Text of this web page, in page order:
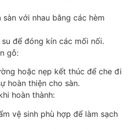
sàn với nhau bằng các hèm
để đóng kín các mối nối.
gỗ:
hoặc nẹp kết thúc để che đi
hoàn thiện cho sàn.
hoàn thành:
vệ sinh phù hợp để làm sạch